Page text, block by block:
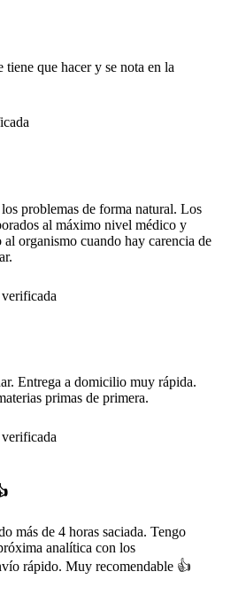
tiene que hacer y se nota en la
problemas de forma natural. Los
al máximo nivel médico y
organismo cuando hay carencia de
verificada
Entrega a domicilio muy rápida.
primas de primera.
verificada
más de 4 horas saciada. Tengo
analítica con los
rápido. Muy recomendable 👍